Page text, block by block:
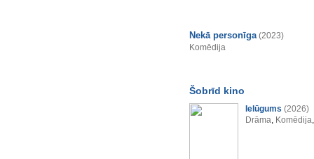
Nekā personīga (2023)
Komēdija
Šobrīd kino
Ielūgums (2026)
Drāma, Komēdija